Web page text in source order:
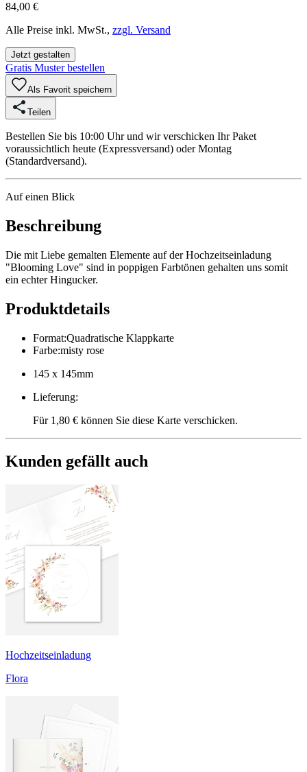
84,00 €
Alle Preise inkl. MwSt., zzgl. Versand
Jetzt gestalten
Gratis Muster bestellen
Als Favorit speichern
Teilen
Bestellen Sie bis 10:00 Uhr und wir verschicken Ihr Paket
voraussichtlich heute (Expressversand) oder Montag
(Standardversand).
Auf einen Blick
Beschreibung
Die mit Liebe gemalten Elemente auf der Hochzeitseinladung
"Blooming Love" sind in poppigen Farbtönen gehalten uns somit
ein echter Hingucker.
Produktdetails
Format:Quadratische Klappkarte
Farbe:misty rose
145 x 145mm
Lieferung:
Für 1,80 € können Sie diese Karte verschicken.
Kunden gefällt auch
Hochzeitseinladung
Flora